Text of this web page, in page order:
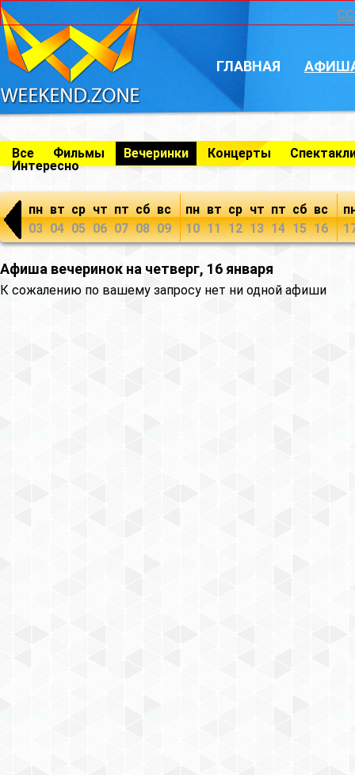
ГЛАВНАЯ
Все Фильмы Вечеринки Концерты
Интересно
пн
03
вт
04
ср
05
чт
06
пт
07
сб
08
вс
09
пн
10
вт
11
ср
12
чт
13
пт
14
сб
15
вс
16
Афиша вечеринок на четверг, 16 января
К сожалению по вашему запросу нет ни одной афиши